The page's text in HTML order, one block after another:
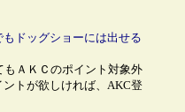
ドッグショーには出せる
ＡＫＣのポイント対象外
トが欲しければ、AKC登